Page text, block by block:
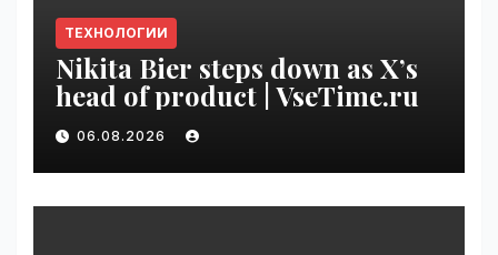
ТЕХНОЛОГИИ
Nikita Bier steps down as X’s
head of product | VseTime.ru
06.08.2026